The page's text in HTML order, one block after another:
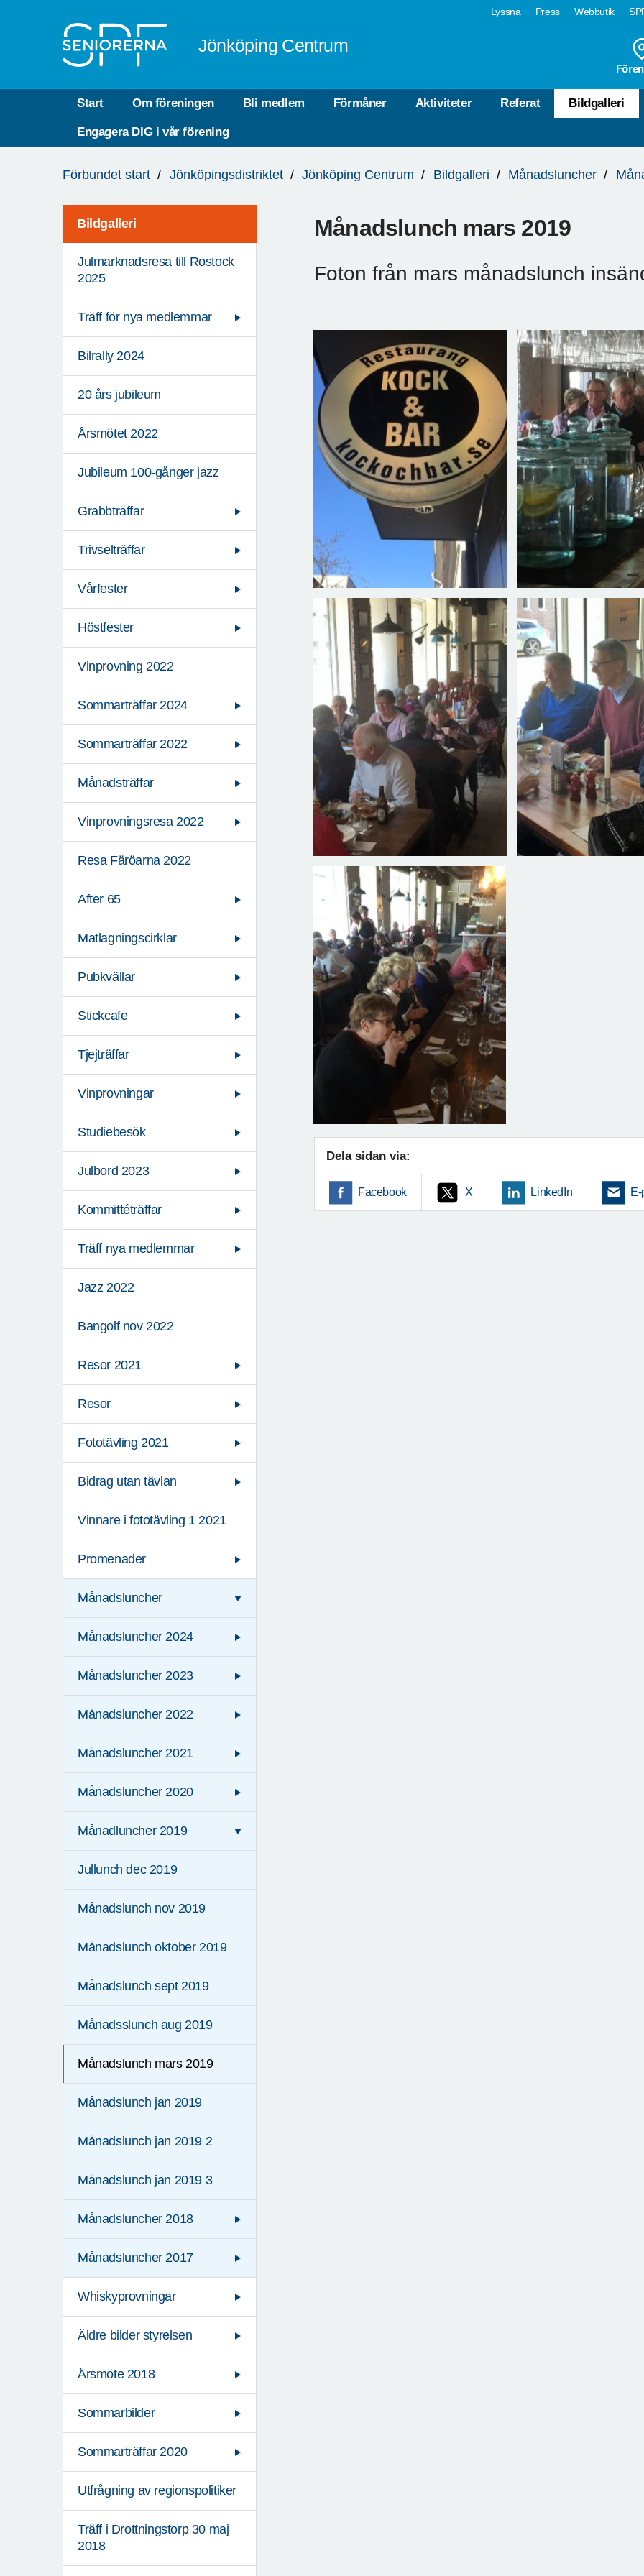
Lyssna Press Webbutik
Jönköping Centrum
Start Om föreningen Bli medlem Förmåner Aktiviteter Referat Bildgalleri
Engagera DIG i vår förening
är
Förbundet start Jönköpingsdistriktet Jönköping Centrum Bildgalleri Månadsluncher
Bildgalleri
Julmarknadsresa till Rostock
2025
Träff för nya medlemmar
Bilrally 2024
20 års jubileum
Årsmötet 2022
Jubileum 100-gånger jazz
Grabbträffar
Trivselträffar
Vårfester
Höstfester
Vinprovning 2022
Sommarträffar 2024
Sommarträffar 2022
Månadsträffar
Vinprovningsresa 2022
Resa Färöarna 2022
After 65
Matlagningscirklar
Pubkvällar
Stickcafe
Tjejträffar
Vinprovningar
Studiebesök
Julbord 2023
Kommittéträffar
Träff nya medlemmar
Jazz 2022
Bangolf nov 2022
Resor 2021
Resor
Fototävling 2021
Bidrag utan tävlan
Vinnare i fototävling 1 2021
Promenader
Månadsluncher
Månadsluncher 2024
Månadsluncher 2023
Månadsluncher 2022
Månadsluncher 2021
Månadsluncher 2020
Månadluncher 2019
Jullunch dec 2019
Månadslunch nov 2019
Månadslunch oktober 2019
Månadslunch sept 2019
Månadsslunch aug 2019
Månadslunch mars 2019
Månadslunch jan 2019
Månadslunch jan 2019 2
Månadslunch jan 2019 3
Månadsluncher 2018
Månadsluncher 2017
Whiskyprovningar
Äldre bilder styrelsen
Årsmöte 2018
Sommarbilder
Sommarträffar 2020
Utfrågning av regionspolitiker
Träff i Drottningstorp 30 maj
2018
Månadslunch mars 2019
Foton från mars månadslunch
Dela sidan via:
Facebook X LinkedIn